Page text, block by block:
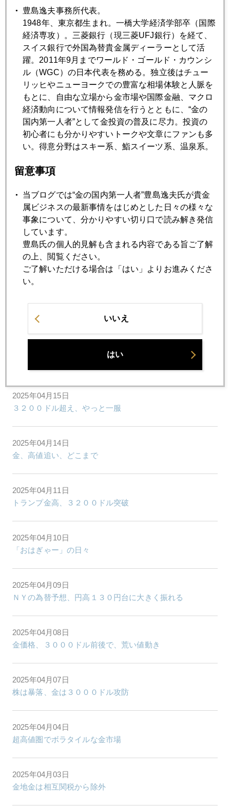
2025年04月25日
どうなる金価格
2025年04月24日
懸念される金暴落後の成り行き
2025年04月23日
３３００～３５００のレンジで大乱高下
2025年04月22日
2025年04月21日
イースター休暇明け、アジア時間で金続騰
2025年04月18日
金急騰、やっと一服
押さえ「金」１位
国際金価格、３３００ドル視野
2025年04月15日
３２００ドル超え、やっと一服
2025年04月14日
金、高値追い、どこまで
2025年04月11日
トランプ金高、３２００ドル突破
2025年04月10日
「おはぎゃー」の日々
2025年04月09日
ＮＹの為替予想、円高１３０円台に大きく振れる
2025年04月08日
金価格、３０００ドル前後で、荒い値動き
2025年04月07日
株は暴落、金は３０００ドル攻防
2025年04月04日
超高値圏でボラタイルな金市場
2025年04月03日
金地金は相互関税から除外
豊島逸夫事務所代表。
1948年、東京都生まれ。一橋大学経済学部卒（国際
経済専攻）。三菱銀行（現三菱UFJ銀行）を経て、
スイス銀行で外国為替貴金属ディーラーとして活
躍。2011年9月までワールド・ゴールド・カウンシ
ル（WGC）の日本代表を務める。独立後はチュー
リッヒやニューヨークでの豊富な相場体験と人脈を
もとに、自由な立場から金市場や国際金融、マクロ
経済動向について情報発信を行うとともに、“金の
国内第一人者”として金投資の普及に尽力。投資の
初心者にも分かりやすいトークや文章にファンも多
い。得意分野はスキー系、鮨スイーツ系、温泉系。
留意事項
当ブログでは“金の国内第一人者”豊島逸夫氏が貴金
属ビジネスの最新事情をはじめとした日々の様々な
事象について、分かりやすい切り口で読み解き発信
しています。
豊島氏の個人的見解も含まれる内容である旨ご了解
の上、閲覧ください。
ご了解いただける場合は「はい」よりお進みくださ
い。
いいえ
はい